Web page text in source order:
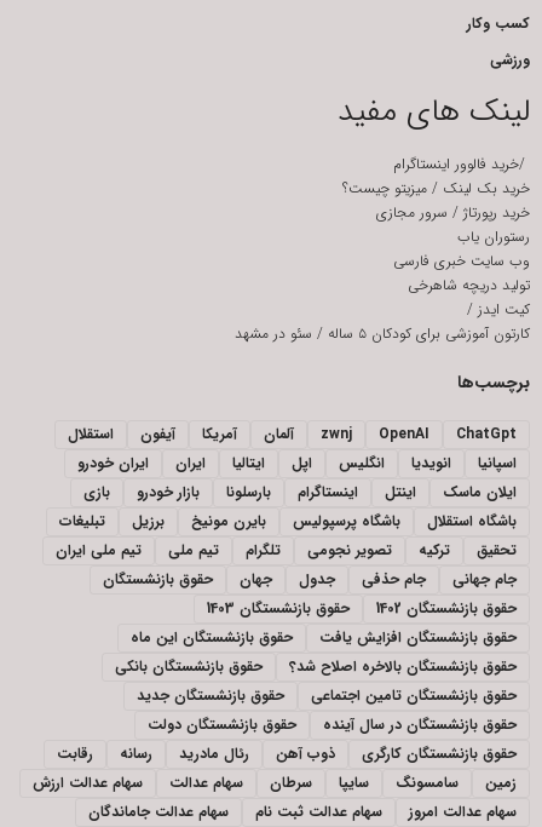
کسب وکار
ورزشی
لینک های مفید
/خرید فالوور اینستاگرام
خرید بک لینک / میزیتو چیست؟
خرید رپورتاژ / سرور مجازی
رستوران یاب
وب سایت خبری فارسی
تولید دریچه شاهرخی
کیت ایدز /
کارتون آموزشی برای کودکان ۵ ساله
/ سئو در مشهد
برچسب‌ها
ChatGpt
OpenAI
zwnj آلمان آمریکا آیفون
استقلال
اسپانیا
انویدیا انگلیس اپل ایتالیا ایران
ایران خودرو
ایلان ماسک
اینتل اینستاگرام بارسلونا بازار خودرو
بازی
باشگاه استقلال
باشگاه پرسپولیس بایرن مونیخ برزیل
تبلیغات
تحقیق
ترکیه تصویر نجومی تلگرام تیم ملی
تیم ملی ایران
جام جهانی
جام حذفی جدول جهان
حقوق بازنشستگان
حقوق بازنشستگان 1402
حقوق بازنشستگان 1403
حقوق بازنشستگان افزایش یافت
حقوق بازنشستگان این ماه
حقوق بازنشستگان بالاخره اصلاح شد؟
حقوق بازنشستگان بانکی
حقوق بازنشستگان تامین اجتماعی
حقوق بازنشستگان جدید
حقوق بازنشستگان در سال آینده
حقوق بازنشستگان دولت
حقوق بازنشستگان کارگری
ذوب آهن رئال مادرید رسانه
رقابت
زمین
سامسونگ سایپا سرطان سهام عدالت
سهام عدالت ارزش
سهام عدالت امروز
سهام عدالت ثبت نام سهام عدالت جاماندگان